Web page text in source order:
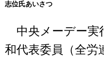
志位氏あいさつ
中央メーデー実
和代表委員（全労